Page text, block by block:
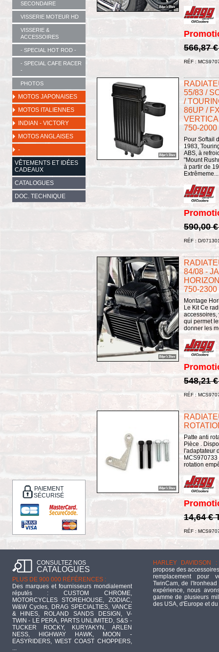
SECONDAIRE
VISSERIE MOTEUR HD
VISSERIE &
ACCESSOIRES
- SPECIAL HOT ROD -
- SPECIAL CAFE RACER
-
PHOTOS
MOTOS JAPONAISES
MOTOS ITALIENNES
INDIAN - VICTORY
MOTOS ANGLAISES
-
VÊTEMENTS ET IDÉES
CADEAUX
CATALOGUES
DOC. TECHNIQUE
PAIEMENT
SÉCURISÉ
566,87
RÉF :
55/83 /
/
86UP /
750-2000
Pour Softail
1983,
ABS, à
"Mount
à partir de
Extrêmeme...
590,00
RÉF : D/
84/08 -
750-2300
Montage
Le Kit Ce
accessoires,
qui permet
donner les
548,21
RÉF :
Patte anti
Pièce .
l'adaptateur
rotation
14,64 €
RÉF :
CONSULTEZ NOS
CATALOGUES
PLUS DE 900 000 RÉFÉRENCES :
Des marques et fournisseurs mondialement
réputés : CUSTOM CHROME,
MOTORCYCLES STOREHOUSE, ZODIAC,
W&W Cycles, DRAG SPECIALTIES, VANCE
& HINES, ROLAND SANDS DESIGN, V-
TWIN - LE PERA, PARTS UNLIMITED, S&S -
TUCKER ROCKY, KURYAKYN, ARLEN
NESS, HIGHWAY HAWK, MOON -
EASYRIDERS, WEST COAST CHOPPERS,
...
HARLEY DAVIDSON :
propose des
remplacement pour
TwinCam, de
expérience, nous
gamme de plusieurs
des USA, d'Europe et